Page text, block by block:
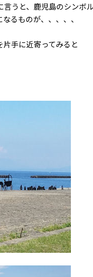
うと、鹿児島のシンボ
るものが、、、、、
手に近寄ってみると